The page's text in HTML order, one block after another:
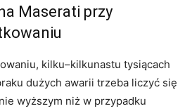
Maserati przy
kilku–kilkunastu tysiącach
dużych awarii trzeba liczyć się
wyższym niż w przypadku